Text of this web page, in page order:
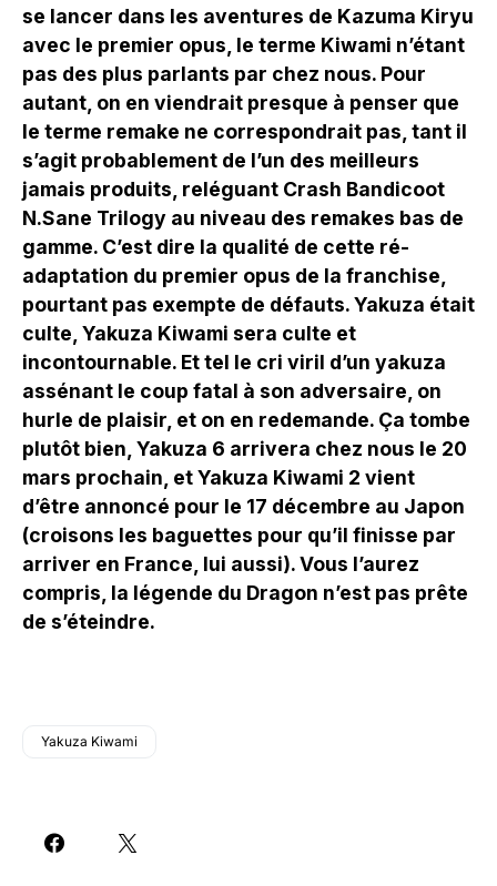
se lancer dans les aventures de Kazuma Kiryu
avec le premier opus, le terme Kiwami n’étant
pas des plus parlants par chez nous. Pour
autant, on en viendrait presque à penser que
le terme remake ne correspondrait pas, tant il
s’agit probablement de l’un des meilleurs
jamais produits, reléguant Crash Bandicoot
N.Sane Trilogy au niveau des remakes bas de
gamme. C’est dire la qualité de cette ré-
adaptation du premier opus de la franchise,
pourtant pas exempte de défauts. Yakuza était
culte, Yakuza Kiwami sera culte et
incontournable. Et tel le cri viril d’un yakuza
assénant le coup fatal à son adversaire, on
hurle de plaisir, et on en redemande. Ça tombe
plutôt bien, Yakuza 6 arrivera chez nous le 20
mars prochain, et Yakuza Kiwami 2 vient
d’être annoncé pour le 17 décembre au Japon
(croisons les baguettes pour qu’il finisse par
arriver en France, lui aussi). Vous l’aurez
compris, la légende du Dragon n’est pas prête
de s’éteindre.
Yakuza Kiwami